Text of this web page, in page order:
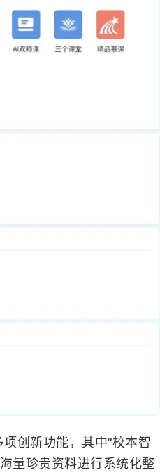
创新功能，其中“校本智
量珍贵资料进行系统化整